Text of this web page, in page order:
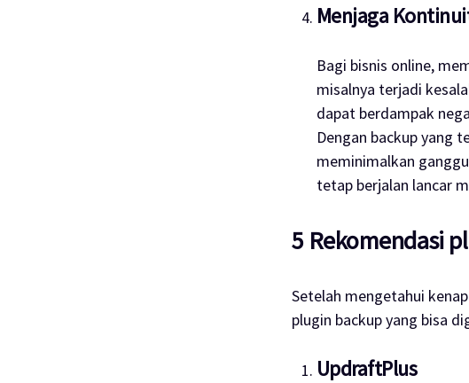
Menjaga
Bagi bisnis online,
misalnya terjadi
dapat berdampak
Dengan backup yang
meminimalkan
tetap berjalan lancar
5 Rekomendasi
Setelah mengetahui
plugin backup yang bisa
UpdraftPlus